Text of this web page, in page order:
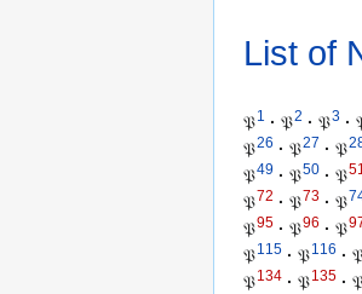
List of
𝔓1 · 𝔓2 · 𝔓3 ·
𝔓26 · 𝔓27 · 𝔓
𝔓49 · 𝔓50 · 𝔓51
𝔓72 · 𝔓73 · 𝔓
𝔓95 · 𝔓96 · 𝔓
𝔓115 · 𝔓116 ·
𝔓134 · 𝔓135 ·